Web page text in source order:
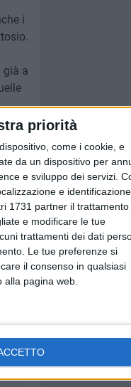
priorità
come i cookie, e
da un dispositivo per
e sviluppo dei servizi.
e identificazione
1731 partner il
e modificare le tue
trattamenti dei dati
Le tue preferenze si
il consenso in qualsiasi
pagina web.
i
già a
al
Il